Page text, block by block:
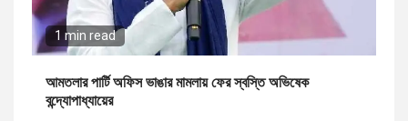
1 min read
আমতলার পার্টি অফিস ভাঙার মামলায় ফের স্বস্তি অভিষেক
বন্দ্যোপাধ্যায়ের